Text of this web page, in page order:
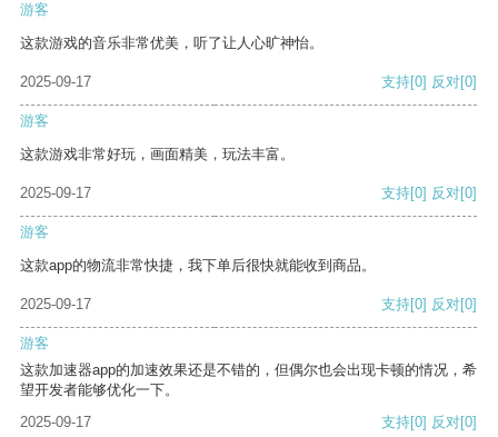
游客
这款游戏的音乐非常优美，听了让人心旷神怡。
2025-09-17 支持[0] 反对[0]
游客
这款游戏非常好玩，画面精美，玩法丰富。
2025-09-17 支持[0] 反对[0]
游客
这款app的物流非常快捷，我下单后很快就能收到商品。
2025-09-17 支持[0] 反对[0]
游客
这款加速器app的加速效果还是不错的，但偶尔也会出现卡顿的情况，希
望开发者能够优化一下。
2025-09-17
支持[0] 反对[0]